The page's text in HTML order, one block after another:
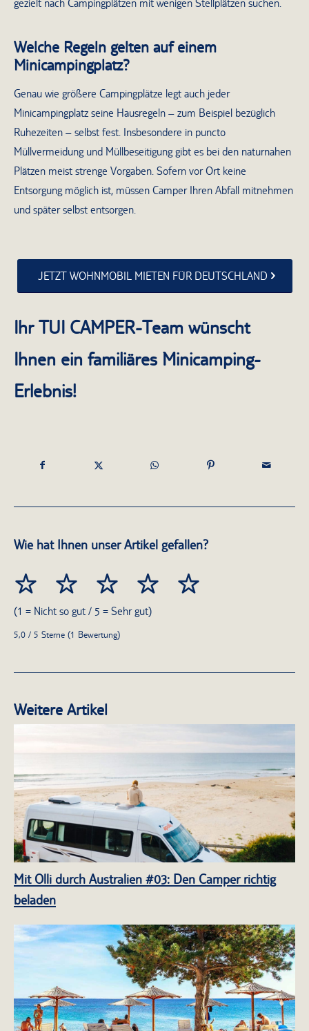
gezielt nach Campingplätzen mit wenigen Stellplätzen suchen.
Welche Regeln gelten auf einem
Minicampingplatz?
Genau wie größere Campingplätze legt auch jeder
Minicampingplatz seine Hausregeln – zum Beispiel bezüglich
Ruhezeiten – selbst fest. Insbesondere in puncto
Müllvermeidung und Müllbeseitigung gibt es bei den naturnahen
Plätzen meist strenge Vorgaben. Sofern vor Ort keine
Entsorgung möglich ist, müssen Camper Ihren Abfall mitnehmen
und später selbst entsorgen.
JETZT WOHNMOBIL MIETEN FÜR DEUTSCHLAND
Ihr TUI CAMPER-Team wünscht
Ihnen ein familiäres Minicamping-
Erlebnis!
Wie hat Ihnen unser Artikel gefallen?
(1 = Nicht so gut / 5 = Sehr gut)
5,0 / 5 Sterne (1 Bewertung)
Weitere Artikel
Mit Olli durch Australien #03: Den Camper richtig
beladen